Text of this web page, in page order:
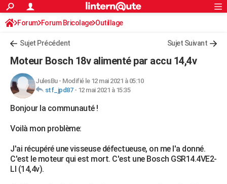
ACTUALITÉS
Politique
Société
Faits Divers
Education
Monde
Villes
+
FINANCE
Retraite
Impôts
Epargne
Immobilier
Risques naturels par ville
Banque
Assurance
Crédit
AUTO
Essais
Réserver un essai
Citadines
Berlines
SUV
Forum auto
+HIGH-TECH
Mobiles
Meilleur smartphone
Internet
Ordinateurs
Jeux vidéo
Guide high-tech
Forum
Aménagement intérieur
Extérieur
Cuisine
Salle de bains
Jardinage
Rangement
WEEK-END
Guides de France
Escapades
Patrimoine
Expositions
Musées
Week-end nature
S'inscrire
Connexion
Forum Forum Bricolage Outillage
Sujet Précédent Sujet Suivant
Moteur Bosch 18v alimenté par accu 14,4v
JulesBu- Modifié le 12 mai 2021 à 05:10
stf_jpd87- 12 mai 2021 à 15:35
Bonjour la communauté !
Voilà mon problème:
J'ai récupéré une visseuse défectueuse, on me l'a donné.
C'est le moteur qui est mort. C'est une Bosch GSR14.4VE2-
LI (14,4v).